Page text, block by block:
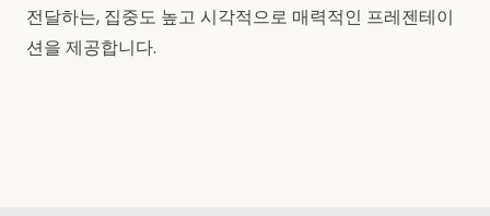
전달하는, 집중도 높고 시각적으로 매력적인 프레젠테이
션을 제공합니다.